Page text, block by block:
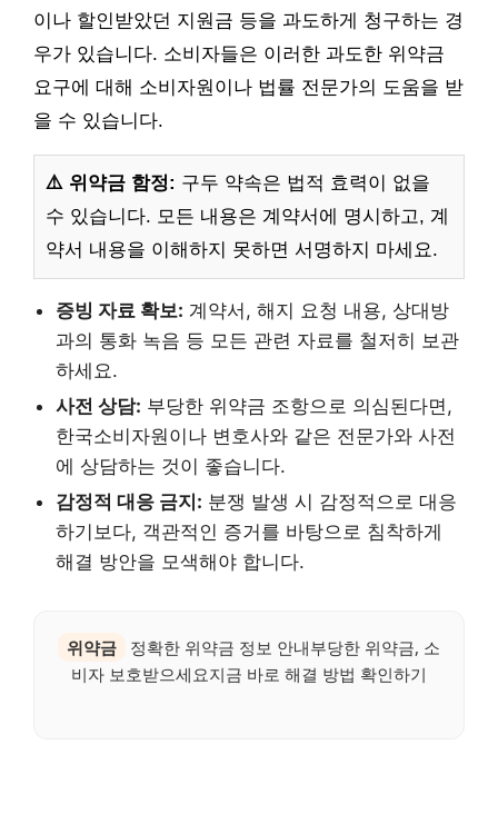
이나 할인받았던 지원금 등을 과도하게 청구하는 경
우가 있습니다. 소비자들은 이러한 과도한 위약금
요구에 대해 소비자원이나 법률 전문가의 도움을 받
을 수 있습니다.
⚠️ 위약금 함정: 구두 약속은 법적 효력이 없을
수 있습니다. 모든 내용은 계약서에 명시하고, 계
약서 내용을 이해하지 못하면 서명하지 마세요.
증빙 자료 확보: 계약서, 해지 요청 내용, 상대방
과의 통화 녹음 등 모든 관련 자료를 철저히 보관
하세요.
사전 상담: 부당한 위약금 조항으로 의심된다면,
한국소비자원이나 변호사와 같은 전문가와 사전
에 상담하는 것이 좋습니다.
감정적 대응 금지: 분쟁 발생 시 감정적으로 대응
하기보다, 객관적인 증거를 바탕으로 침착하게
해결 방안을 모색해야 합니다.
위약금
정확한 위약금 정보 안내부당한 위약금, 소
비자 보호받으세요지금 바로 해결 방법 확인하기